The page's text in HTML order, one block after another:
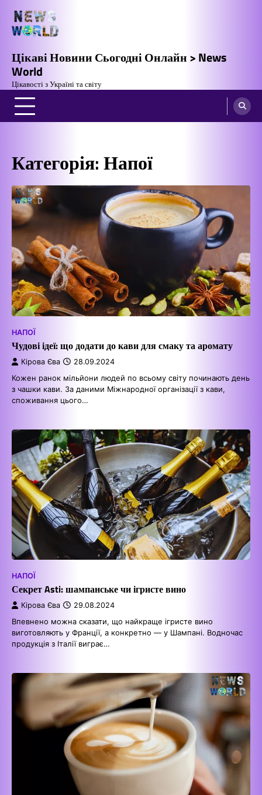
вмісту
Цікаві Новини Сьогодні Онлайн > News
World
Цікавості з Україні та світу
Категорія:Напої
НАПОЇ
Чудові ідеї: що додати до кави для смаку та аромату
Кірова Єва 28.09.2024
Кожен ранок мільйони людей по всьому світу починають день
з чашки кави. За даними Міжнародної організації з кави,
споживання цього…
НАПОЇ
Секрет Asti: шампанське чи ігристе вино
Кірова Єва 29.08.2024
Впевнено можна сказати, що найкраще ігристе вино
виготовляють у Франції, а конкретно — у Шампані. Водночас
продукція з Італії виграє…